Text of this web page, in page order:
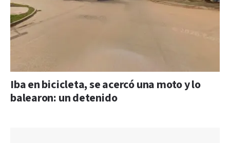
Iba en bicicleta, se acercó una moto y lo
balearon: un detenido